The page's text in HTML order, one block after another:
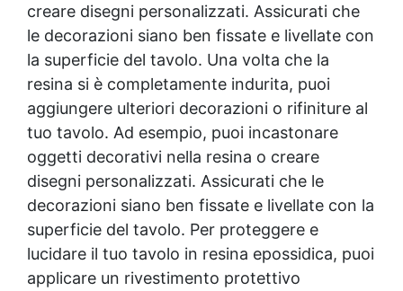
creare disegni personalizzati. Assicurati che
le decorazioni siano ben fissate e livellate con
la superficie del tavolo. Una volta che la
resina si è completamente indurita, puoi
aggiungere ulteriori decorazioni o rifiniture al
tuo tavolo. Ad esempio, puoi incastonare
oggetti decorativi nella resina o creare
disegni personalizzati. Assicurati che le
decorazioni siano ben fissate e livellate con la
superficie del tavolo. Per proteggere e
lucidare il tuo tavolo in resina epossidica, puoi
applicare un rivestimento protettivo